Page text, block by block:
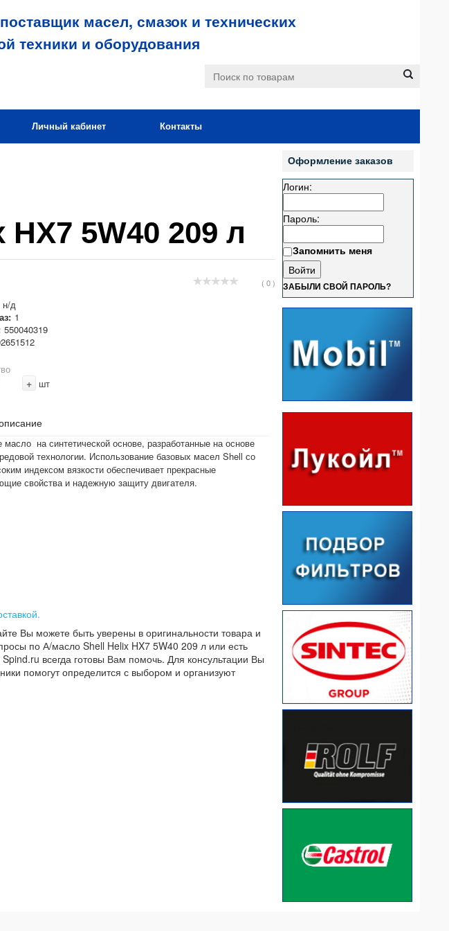
масел, смазок и технических
техники и оборудования
Личный кабинет Контакты
5W40 209 л
( 0 )
н/д
1
550040319
+ шт
масло на синтетической основе, разработанные на основе
технологии. Использование базовых масел Shell со
индексом вязкости обеспечивает прекрасные
свойства и надежную защиту двигателя.
Вы можете быть уверены в оригинальности товара и
по А/масло Shell Helix HX7 5W40 209 л или есть
всегда готовы Вам помочь. Для консультации Вы
помогут определится с выбором и организуют
Оформление заказов
Логин:
Пароль:
Запомнить меня
ЗАБЫЛИ СВОЙ ПАРОЛЬ?